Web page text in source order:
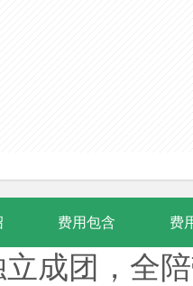
费用包含 费
立成团，全